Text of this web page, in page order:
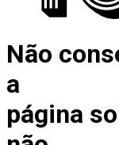
Não
a
página